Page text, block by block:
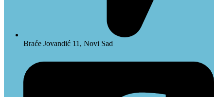
Braće Jovandić 11, Novi Sad